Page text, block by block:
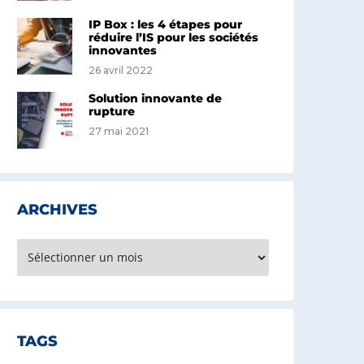
IP Box : les 4 étapes pour
réduire l’IS pour les sociétés
innovantes
26 avril 2022
Solution innovante de
rupture
27 mai 2021
ARCHIVES
TAGS